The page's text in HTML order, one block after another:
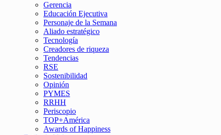
Gerencia
Educación Ejecutiva
Personaje de la Semana
Aliado estratégico
Tecnología
Creadores de riqueza
Tendencias
RSE
Sostenibilidad
Opinión
PYMES
RRHH
Periscopio
TOP+América
Awards of Happiness